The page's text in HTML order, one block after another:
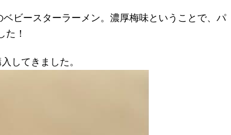
ビースターラーメン。濃厚梅味ということで、パ
た！
してきました。